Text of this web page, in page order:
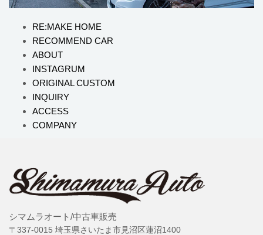
RE:MAKE HOME
RECOMMEND CAR
ABOUT
INSTAGRUM
ORIGINAL CUSTOM
INQUIRY
ACCESS
COMPANY
シマムラオート/中古車販売
〒337-0015 埼玉県さいたま市見沼区蓮沼1400